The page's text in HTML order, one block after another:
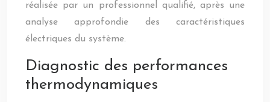
réalisée par un professionnel qualifié, après une
analyse approfondie des caractéristiques
électriques du système.
Diagnostic des performances
thermodynamiques